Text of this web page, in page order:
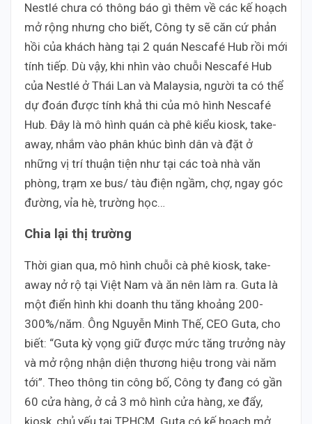
Nestlé chưa có thông báo gì thêm về các kế hoạch
mở rộng nhưng cho biết, Công ty sẽ căn cứ phản
hồi của khách hàng tại 2 quán Nescafé Hub rồi mới
tính tiếp. Dù vậy, khi nhìn vào chuỗi Nescafé Hub
của Nestlé ở Thái Lan và Malaysia, người ta có thể
dự đoán được tính khả thi của mô hình Nescafé
Hub. Đây là mô hình quán cà phê kiểu kiosk, take-
away, nhắm vào phân khúc bình dân và đặt ở
những vị trí thuận tiện như tại các toà nhà văn
phòng, trạm xe bus/ tàu điện ngầm, chợ, ngay góc
đường, vỉa hè, trường học…
Chia lại thị trường
Thời gian qua, mô hình chuỗi cà phê kiosk, take-
away nở rộ tại Việt Nam và ăn nên làm ra. Guta là
một điển hình khi doanh thu tăng khoảng 200-
300%/năm. Ông Nguyễn Minh Thế, CEO Guta, cho
biết: “Guta kỳ vọng giữ được mức tăng trưởng này
và mở rộng nhận diện thương hiệu trong vài năm
tới”. Theo thông tin công bố, Công ty đang có gần
60 cửa hàng, ở cả 3 mô hình cửa hàng, xe đẩy,